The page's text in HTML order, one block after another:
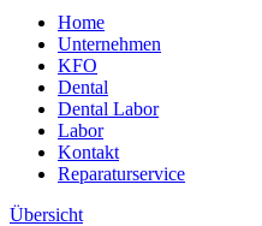
Home
Unternehmen
KFO
Dental
Dental Labor
Labor
Kontakt
Reparaturservice
Übersicht